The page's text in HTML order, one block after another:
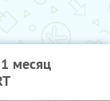
месяц